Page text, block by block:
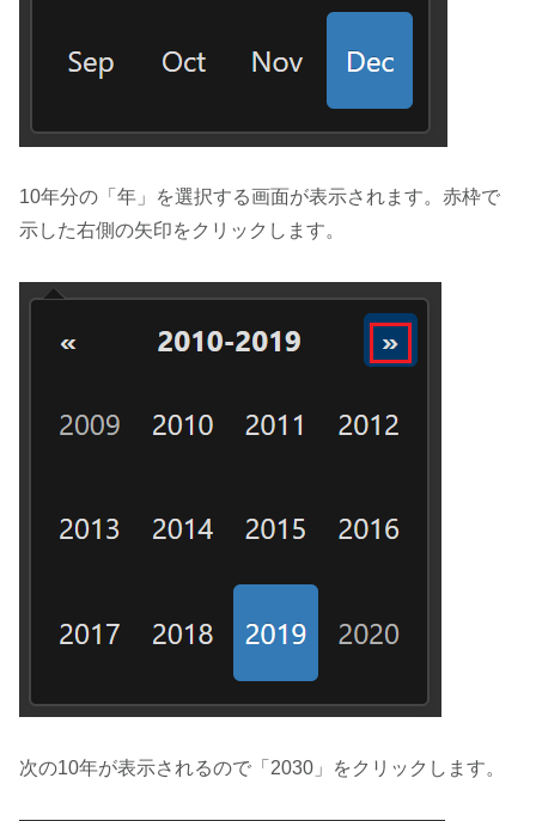
10年分の「年」を選択する画面が表示されます。赤枠で
示した右側の矢印をクリックします。
次の10年が表示されるので「2030」をクリックします。